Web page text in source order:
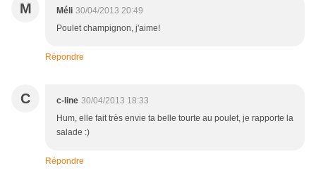
M Méli 30/04/2013 20:49
Poulet champignon, j'aime!
Répondre
C c-line 30/04/2013 18:33
Hum, elle fait très envie ta belle tourte au poulet, je rapporte la
salade :)
Répondre